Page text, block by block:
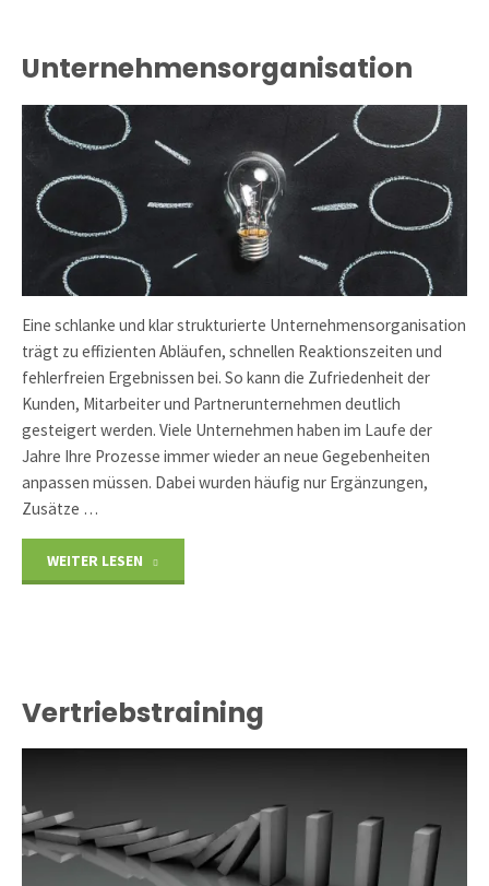
Unternehmensorganisation
Eine schlanke und klar strukturierte Unternehmensorganisation
trägt zu effizienten Abläufen, schnellen Reaktionszeiten und
fehlerfreien Ergebnissen bei. So kann die Zufriedenheit der
Kunden, Mitarbeiter und Partnerunternehmen deutlich
gesteigert werden. Viele Unternehmen haben im Laufe der
Jahre Ihre Prozesse immer wieder an neue Gegebenheiten
anpassen müssen. Dabei wurden häufig nur Ergänzungen,
Zusätze …
WEITER LESEN
Vertriebstraining